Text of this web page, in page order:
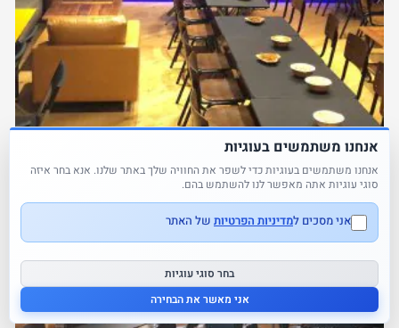
אנחנו משתמשים בעוגיות
אנחנו משתמשים בעוגיות כדי לשפר את החוויה שלך באתר שלנו. אנא בחר איזה
סוגי עוגיות אתה מאפשר לנו להשתמש בהם.
אני מסכים למדיניות הפרטיות של האתר
בחר סוגי עוגיות
אני מאשר את הבחירה